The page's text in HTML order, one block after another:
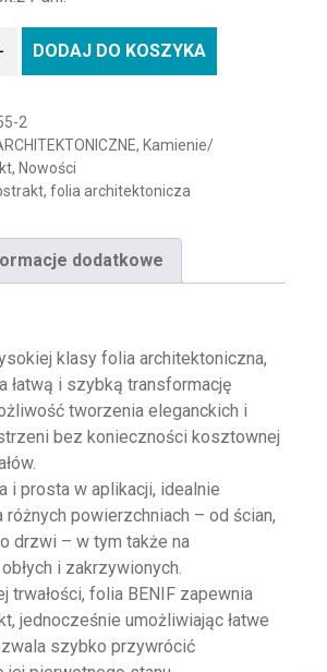
BENIF MLS02-BP255-2-
DODAJ DO KOSZYKA
2
, Kamienie/
, Nowości
,folia architektonicza
dodatkowe
klasy folia architektoniczna,
łatwą i szybką transformację
tworzenia eleganckich i
bez konieczności kosztownej
i prosta w aplikacji, idealnie
różnych powierzchniach – od ścian,
drzwi – w tym także na
i zakrzywionych.
trwałości, folia BENIF zapewnia
jednocześnie umożliwiając łatwe
szybko przywrócić